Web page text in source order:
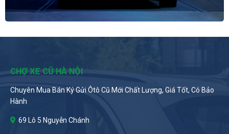
CHỢ XE CŨ HÀ NỘI
Chuyên Mua Bán Ký Gửi Ôtô Cũ Mới Chất Lượng, Giá Tốt, Có Bảo
Hành
69 Lô 5 Nguyễn Chánh